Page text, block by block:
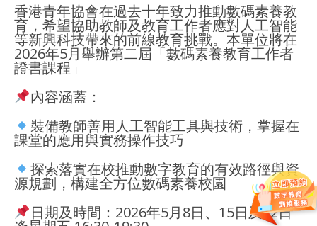
香港青年協會在過去十年致力推動數碼素養教
育，希望協助教師及教育工作者應對人工智能
等新興科技帶來的前線教育挑戰。本單位將在
2026年5月舉辦第二屆「數碼素養教育工作者
證書課程」
內容涵蓋：
裝備教師善用人工智能工具與技術，掌握在
課堂的應用與實務操作技巧
探索落實在校推動數字教育的有效路徑與資
源規劃，構建全方位數碼素養校園
日期及時間：2026年5月8日、15日及22日